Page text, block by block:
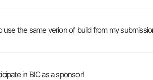
use the same verion of build from my
in BIC as a sponsor!